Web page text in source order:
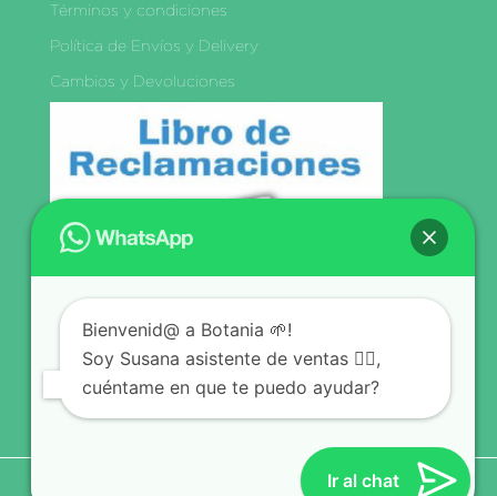
Términos y condiciones
Política de Envíos y Delivery
Cambios y Devoluciones
Reclamaciones
Síguenos
Bienvenid@ a Botania 🌱!
Soy Susana asistente de ventas 🙋‍♀️,
cuéntame en que te puedo ayudar?
Ir al chat